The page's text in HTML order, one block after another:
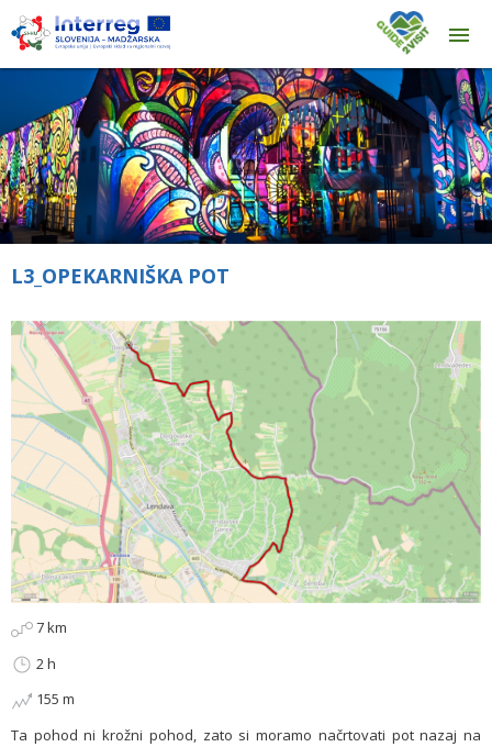
L3_OPEKARNIŠKA POT
7 km
2 h
155 m
Ta pohod ni krožni pohod, zato si moramo načrtovati pot nazaj na